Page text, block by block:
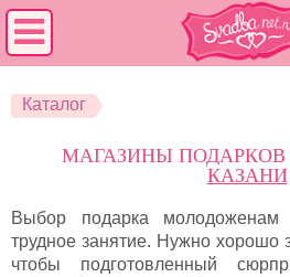
Каталог
МАГАЗИНЫ ПОДАРКОВ
КАЗАНИ
Выбор подарка
трудное занятие. Нужно хорошо
чтобы подготовленный